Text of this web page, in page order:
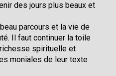
des jours plus beaux et
parcours et la vie de
Il faut continuer la toile
spirituelle et
moniales de leur texte